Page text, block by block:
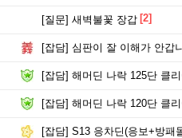
[질문] 새벽불꽃 장갑 [2]
[잡담] 심판이 잘 이해가 안갑
[잡담] 해머딘 나락 125단 클
[잡담] 해머딘 나락 120단 클
[잡담] S13 응차딘(응보+방패